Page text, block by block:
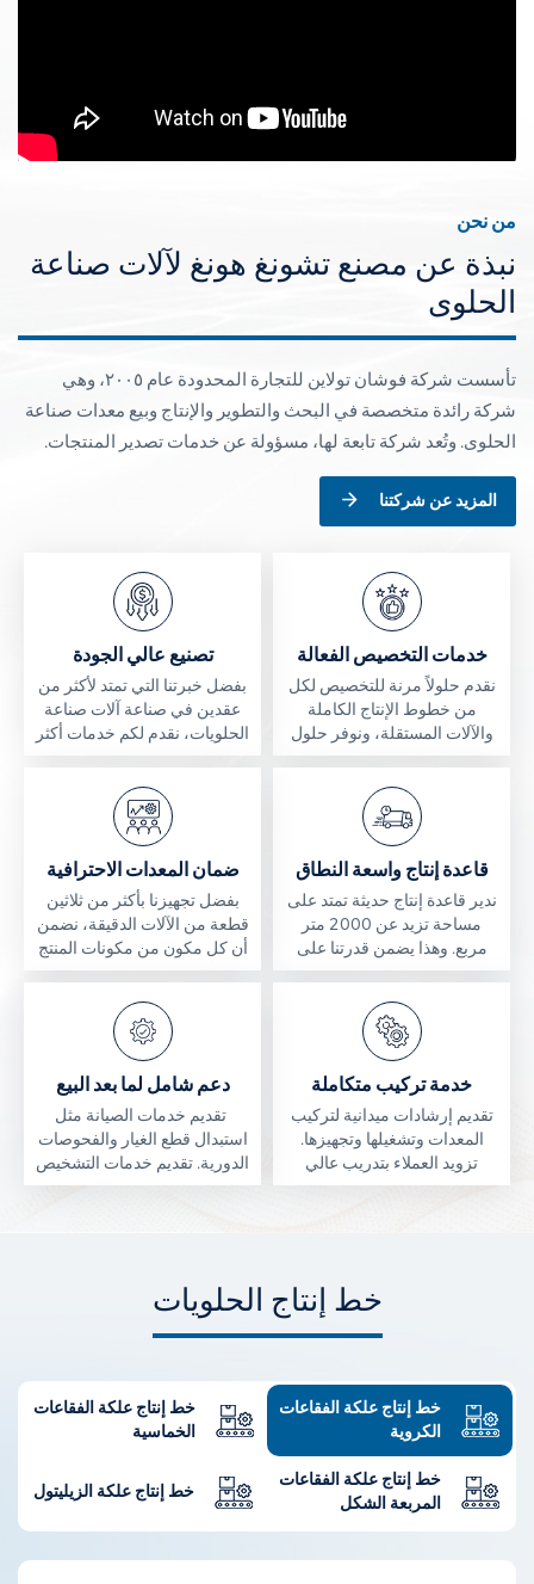
من نحن
نبذة عن مصنع تشونغ هونغ لآلات صناعة
الحلوى
تأسست شركة فوشان تولاين للتجارة المحدودة عام ٢٠٠٥، وهي
شركة رائدة متخصصة في البحث والتطوير والإنتاج وبيع معدات صناعة
الحلوى. وتُعد شركة تابعة لها، مسؤولة عن خدمات تصدير المنتجات.
المزيد عن شركتنا
خدمات التخصيص الفعالة
نقدم حلولاً مرنة للتخصيص لكل
من خطوط الإنتاج الكاملة
والآلات المستقلة، ونوفر حلول
إنتاج مخصصة مصممة بدقة
تصنيع عالي الجودة
بفضل خبرتنا التي تمتد لأكثر من
عقدين في صناعة آلات صناعة
الحلويات، نقدم لكم خدمات أكثر
موثوقية ونضجاً.
قاعدة إنتاج واسعة النطاق
ندير قاعدة إنتاج حديثة تمتد على
مساحة تزيد عن 2000 متر
مربع. وهذا يضمن قدرتنا على
التعامل مع طلبات متعددة في
المحدد.
ضمان المعدات الاحترافية
بفضل تجهيزنا بأكثر من ثلاثين
قطعة من الآلات الدقيقة، نضمن
أن كل مكون من مكونات المنتج
يلبي أعلى معايير الدقة والمتانة.
خدمة تركيب متكاملة
تقديم إرشادات ميدانية لتركيب
المعدات وتشغيلها وتجهيزها.
تزويد العملاء بتدريب عالي
الجودة على استخدام المعدات.
دعم شامل لما بعد البيع
تقديم خدمات الصيانة مثل
استبدال قطع الغيار والفحوصات
الدورية. تقديم خدمات التشخيص
عن بعد. دعم تحديث وتطوير
خط إنتاج الحلويات
خط إنتاج علكة الفقاعات
الكروية
خط إنتاج علكة الفقاعات
الخماسية
خط إنتاج علكة الفقاعات
المربعة الشكل
خط إنتاج علكة الزيليتول